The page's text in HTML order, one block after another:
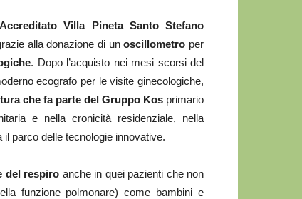
Villa Pineta Santo Stefano
alla donazione di unoscillometro per
. Dopo l’acquisto nei mesi scorsi del
ecografo per le visite ginecologiche,
che fa parte del Gruppo Kos primario
e nella cronicità residenziale, nella
parco delle tecnologie innovative.
del respiro anche in quei pazienti che non
funzione polmonare) come bambini e